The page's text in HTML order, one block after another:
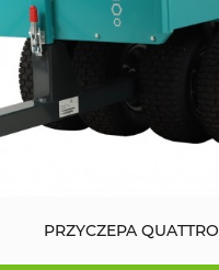
PRZYCZEPA QUATTRO